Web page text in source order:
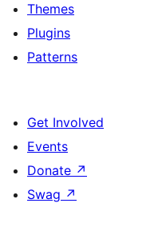
Themes
Plugins
Patterns
Get Involved
Events
Donate ↗
Swag ↗